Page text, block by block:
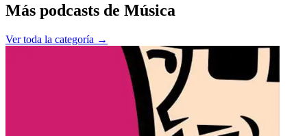
Más podcasts de Música
Ver toda la categoría →